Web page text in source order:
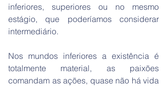
inferiores, superiores ou no mesmo
estágio, que poderíamos considerar
intermediário.
Nos mundos inferiores a existência é
totalmente material, as paixões
comandam as ações, quase não há vida